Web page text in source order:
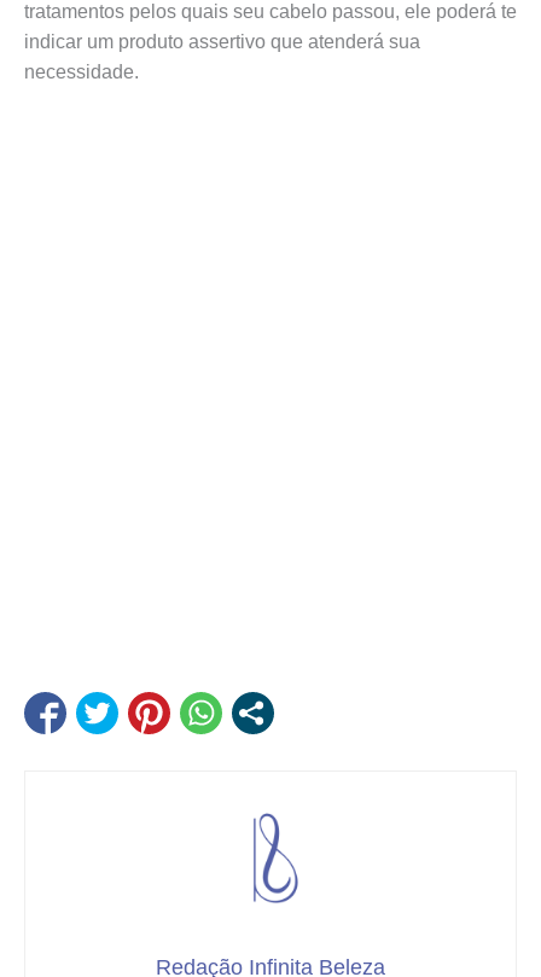
tratamentos pelos quais seu cabelo passou, ele poderá te
indicar um produto assertivo que atenderá sua
necessidade.
Redação Infinita Beleza